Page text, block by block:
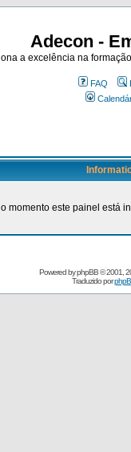
Adecon -
a excelência na
FAQ
momento este painel está
Powered byphpBB© 2001,
Traduzido por